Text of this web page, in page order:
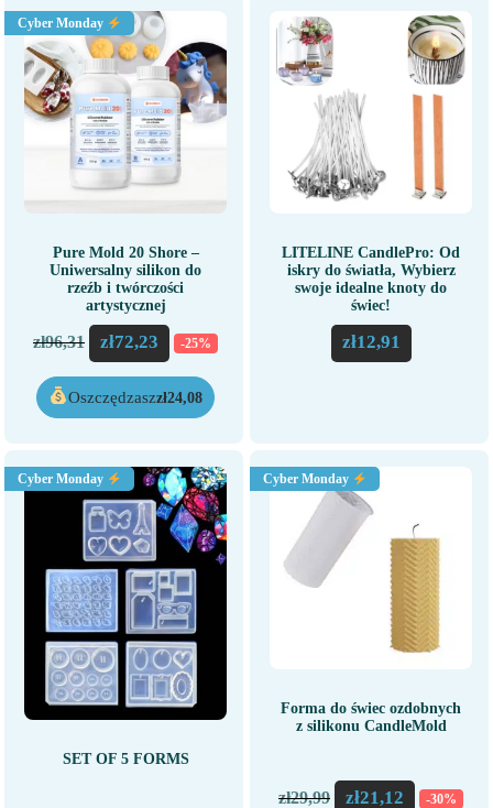
Cyber Monday
Pure Mold 20 Shore –
Uniwersalny silikon do
rzeźb i twórczości
artystycznej
zł96,31 zł72,23 -25%
Oszczędzaszzł24,08
LITELINE CandlePro: Od
iskry do światła, Wybierz
swoje idealne knoty do
świec!
zł12,91
Cyber Monday
SET OF 5 FORMS
Cyber Monday
Forma do świec ozdobnych
z silikonu CandleMold
zł29,99 zł21,12 -30%